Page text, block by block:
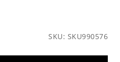
SKU: SKU990576